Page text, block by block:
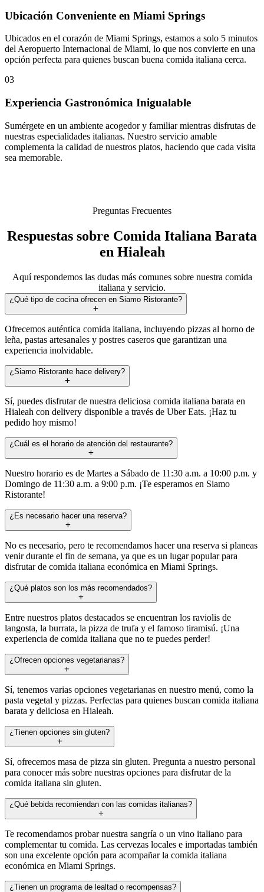
Ubicación Conveniente en Miami Springs
Ubicados en el corazón de Miami Springs, estamos a solo 5 minutos
del Aeropuerto Internacional de Miami, lo que nos convierte en una
opción perfecta para quienes buscan buena comida italiana cerca.
03
Experiencia Gastronómica Inigualable
Sumérgete en un ambiente acogedor y familiar mientras disfrutas de
nuestras especialidades italianas. Nuestro servicio amable
complementa la calidad de nuestros platos, haciendo que cada visita
sea memorable.
Preguntas Frecuentes
Respuestas sobre Comida Italiana Barata
en Hialeah
Aquí respondemos las dudas más comunes sobre nuestra comida
italiana y servicio.
¿Qué tipo de cocina ofrecen en Siamo Ristorante?
Ofrecemos auténtica comida italiana, incluyendo pizzas al horno de
leña, pastas artesanales y postres caseros que garantizan una
experiencia inolvidable.
¿Siamo Ristorante hace delivery?
Sí, puedes disfrutar de nuestra deliciosa comida italiana barata en
Hialeah con delivery disponible a través de Uber Eats. ¡Haz tu
pedido hoy mismo!
¿Cuál es el horario de atención del restaurante?
Nuestro horario es de Martes a Sábado de 11:30 a.m. a 10:00 p.m. y
Domingo de 11:30 a.m. a 9:00 p.m. ¡Te esperamos en Siamo
Ristorante!
¿Es necesario hacer una reserva?
No es necesario, pero te recomendamos hacer una reserva si planeas
venir durante el fin de semana, ya que es un lugar popular para
disfrutar de comida italiana económica en Miami Springs.
¿Qué platos son los más recomendados?
Entre nuestros platos destacados se encuentran los raviolis de
langosta, la burrata, la pizza de trufa y el famoso tiramisú. ¡Una
experiencia de comida italiana que no te puedes perder!
¿Ofrecen opciones vegetarianas?
Sí, tenemos varias opciones vegetarianas en nuestro menú, como la
pasta vegetal y pizzas. Perfectas para quienes buscan comida italiana
barata y deliciosa en Hialeah.
¿Tienen opciones sin gluten?
Sí, ofrecemos masa de pizza sin gluten. Pregunta a nuestro personal
para conocer más sobre nuestras opciones para disfrutar de la
comida italiana sin gluten.
¿Qué bebida recomiendan con las comidas italianas?
Te recomendamos probar nuestra sangría o un vino italiano para
complementar tu comida. Las cervezas locales e importadas también
son una excelente opción para acompañar la comida italiana
económica en Miami Springs.
¿Tienen un programa de lealtad o recompensas?